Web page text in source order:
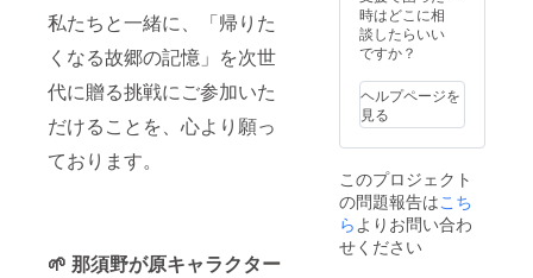
私たちと一緒に、「帰りた
くなる故郷の記憶」を次世
代に贈る挑戦にご参加いた
だけることを、心より願っ
ております。
🌱 那須野が原キャラクター
験を、ぜひご自
宅で。 仕様詳細
収録時間：約
40〜60秒（目
安） 形式：mp4
動画ファイル or
YouTube限定公
登録のメールア
ドレスにURLを
お送りします お
名前の読み上
げ：備考欄でご
欄でご希望いた
だけます。 ※ 声
優はAI音声 or 提
音です 特別ボイ
スドラマ（あな
たの名前や想い
を織り込んだ
オーダー音声）
支援者様のお名
前やエピソード
を反映した、世
界に一つだけの
「那須野ののは
時はどこに相
談したらいい
ですか？
ヘルプページを
見る
このプロジェクト
の問題報告はこち
らよりお問い合わ
せください